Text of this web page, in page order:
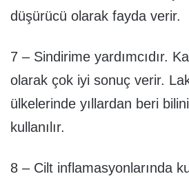
düşürücü olarak fayda verir.
7 – Sindirime yardımcıdır.
olarak çok iyi sonuç verir.
ülkelerinde yıllardan beri
kullanılır.
8 – Cilt inflamasyonlarında